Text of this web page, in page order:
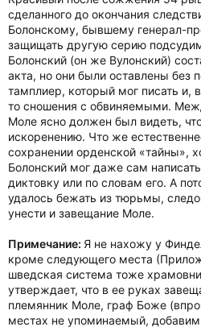
сделанного до окончания
Болонскому, бывшему генерал-
защищать другую серию
Болонский (он же Вулонский)
акта, но они были оставлены без
тамплиер, который мог писать и,
то сношения с обвиняемыми.
Моле ясно должен был видеть,
искоренению. Что же
сохранении орденской «тайны»,
Болонский мог даже сам
диктовку или по словам его. А
удалось бежать из тюрьмы,
унести и завещание Моле.
Примечание: Я не нахожу у
кроме следующего места
шведская система тоже
утверждает, что в ее руках
племянник Моле, граф Боже
местах не упоминаемый, добавим